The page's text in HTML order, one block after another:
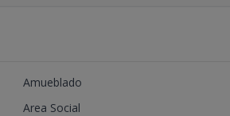
Amueblado
Area Social